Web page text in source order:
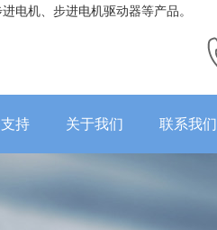
电机、步进电机驱动器等产品。
持 关于我们 联系我们